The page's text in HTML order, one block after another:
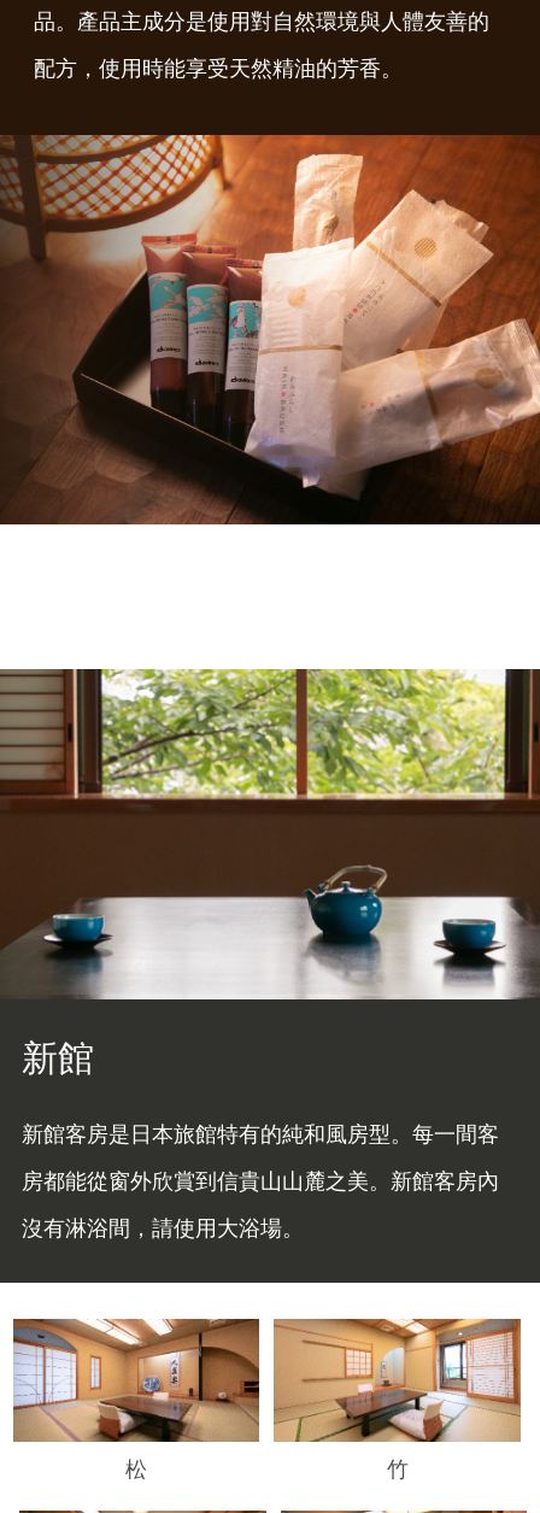
品。產品主成分是使用對自然環境與人體友善的
配方，使用時能享受天然精油的芳香。
新館
新館客房是日本旅館特有的純和風房型。每一間客
房都能從窗外欣賞到信貴山山麓之美。新館客房內
沒有淋浴間，請使用大浴場。
松 竹